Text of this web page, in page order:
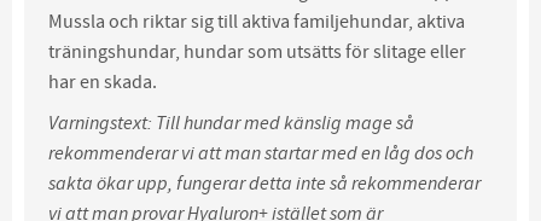
Mussla och riktar sig till aktiva familjehundar, aktiva
träningshundar, hundar som utsätts för slitage eller
har en skada.
Varningstext: Till hundar med känslig mage så
rekommenderar vi att man startar med en låg dos och
sakta ökar upp, fungerar detta inte så rekommenderar
vi att man provar Hyaluron+ istället som är